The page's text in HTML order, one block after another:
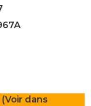
(Voir dans